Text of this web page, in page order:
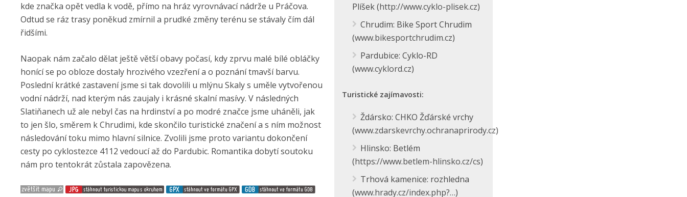
Plíšek (http://www.cyklo-plisek.cz)
Chrudim: Bike Sport Chrudim
(www.bikesportchrudim.cz)
Pardubice: Cyklo-RD
(www.cyklord.cz)
Turistické zajímavosti:
Ždársko: CHKO Žďárské vrchy
(www.zdarskevrchy.ochranaprirody.cz)
Hlinsko: Betlém
(https://www.betlem-hlinsko.cz/cs)
Trhová kamenice: rozhledna
(www.hrady.cz/index.php?…)
kde značka opět vedla k vodě, přímo na hráz vyrovnávací nádrže u Práčova.
Odtud se ráz trasy poněkud zmírnil a prudké změny terénu se stávaly čím dál
řidšími.
Naopak nám začalo dělat ještě větší obavy počasí, kdy zprvu malé bílé obláčky
honící se po obloze dostaly hrozivého vzezření a o poznání tmavší barvu.
Poslední krátké zastavení jsme si tak dovolili u mlýnu Skaly s uměle vytvořenou
vodní nádrží, nad kterým nás zaujaly i krásné skalní masívy. V následných
Slatiňanech už ale nebyl čas na hrdinství a po modré značce jsme uháněli, jak
to jen šlo, směrem k Chrudimi, kde skončilo turistické značení a s ním možnost
následování toku mimo hlavní silnice. Zvolili jsme proto variantu dokončení
cesty po cyklostezce 4112 vedoucí až do Pardubic. Romantika dobytí soutoku
nám pro tentokrát zůstala zapovězena.